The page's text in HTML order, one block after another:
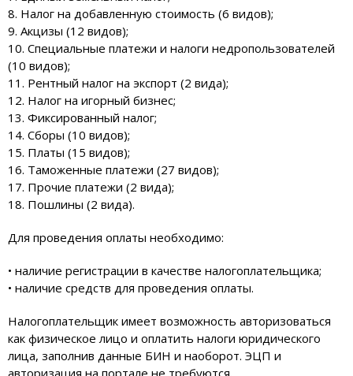
8. Налог на добавленную стоимость (6 видов);
9. Акцизы (12 видов);
10. Специальные платежи и налоги недропользователей
(10 видов);
11. Рентный налог на экспорт (2 вида);
12. Налог на игорный бизнес;
13. Фиксированный налог;
14. Сборы (10 видов);
15. Платы (15 видов);
16. Таможенные платежи (27 видов);
17. Прочие платежи (2 вида);
18. Пошлины (2 вида).
Для проведения оплаты необходимо:
• наличие регистрации в качестве налогоплательщика;
• наличие средств для проведения оплаты.
Налогоплательщик имеет возможность авторизоваться
как физическое лицо и оплатить налоги юридического
лица, заполнив данные БИН и наоборот. ЭЦП и
авторизация на портале не требуются.